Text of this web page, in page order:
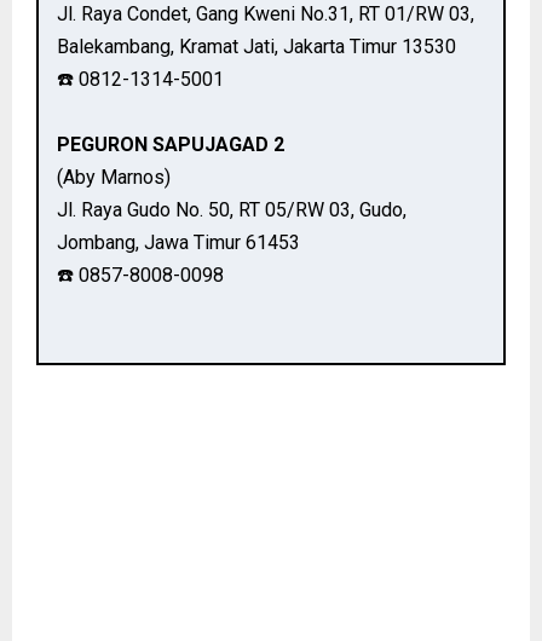
Jl. Raya Condet, Gang Kweni No.31, RT 01/RW 03,
Balekambang, Kramat Jati, Jakarta Timur 13530
☎️ 0812-1314-5001
PEGURON SAPUJAGAD 2
(Aby Marnos)
Jl. Raya Gudo No. 50, RT 05/RW 03, Gudo,
Jombang, Jawa Timur 61453
☎️ 0857-8008-0098